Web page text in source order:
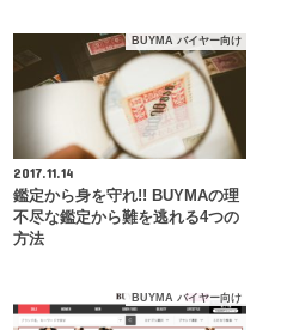
BUYMA バイヤー向け
2017.11.14
鑑定から身を守れ!! BUYMAの理
不尽な鑑定から難を逃れる4つの
方法
BUYMA バイヤー向け